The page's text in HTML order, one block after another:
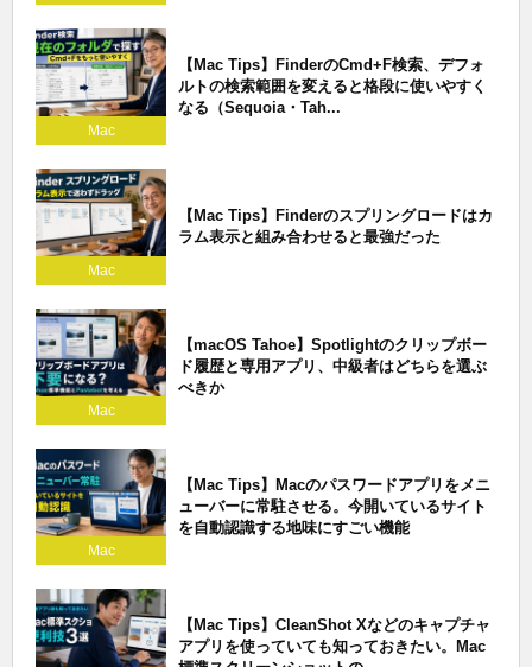
Mac
【Mac Tips】FinderのCmd+F検索、デフォ
ルトの検索範囲を変えると格段に使いやすく
なる（Sequoia・Tah...
Mac
【Mac Tips】Finderのスプリングロードはカ
ラム表示と組み合わせると最強だった
Mac
【macOS Tahoe】Spotlightのクリップボー
ド履歴と専用アプリ、中級者はどちらを選ぶ
べきか
Mac
【Mac Tips】Macのパスワードアプリをメニ
ューバーに常駐させる。今開いているサイト
を自動認識する地味にすごい機能
【Mac Tips】CleanShot Xなどのキャプチャ
アプリを使っていても知っておきたい。Mac